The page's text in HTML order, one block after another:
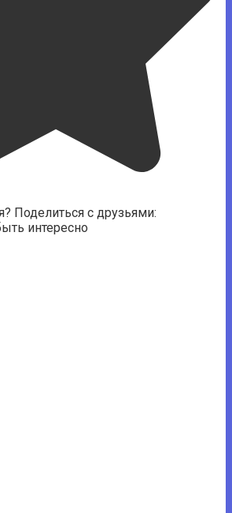
Поделиться с друзьями:
интересно